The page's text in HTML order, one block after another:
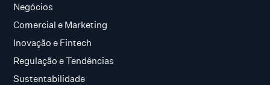
Negócios
Comercial e Marketing
Inovação e Fintech
Regulação e Tendências
Sustentabilidade